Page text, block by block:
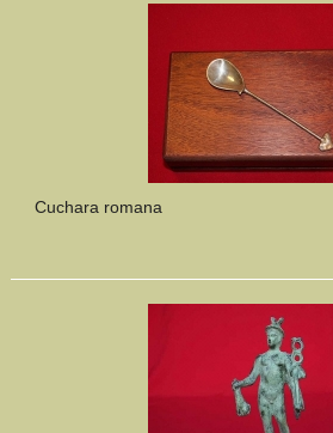
Cuchara romana